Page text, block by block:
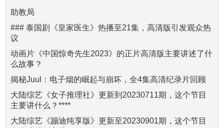
助教局
### 泰国剧《皇家医生》热播至21集，高清版引发观众热
议
动画片《中国惊奇先生2023》的正片高清版主要讲述了什
么故事？
揭秘Juul：电子烟的崛起与崩坏，全4集高清纪录片回顾
大陆综艺《女子推理社》更新到20230711期，这个节目
主要讲什么？****
大陆综艺《蹦迪纯享版》更新至20230901期，这个节目